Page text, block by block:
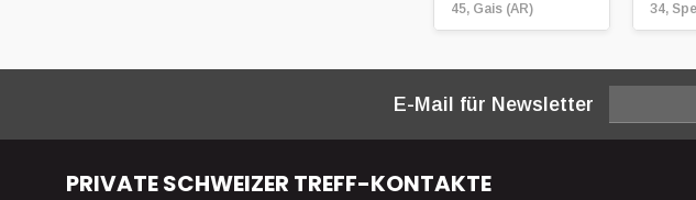
45, Gais (AR) 34,
E-Mail für Newsletter
PRIVATE SCHWEIZER TREFF-KONTAKTE